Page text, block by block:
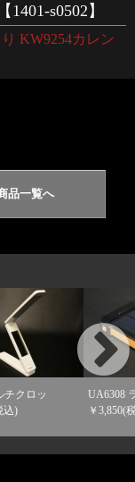
s0502】
KW9254カレン
品一覧へ
MA615 アルミ
￥3,850(税込)